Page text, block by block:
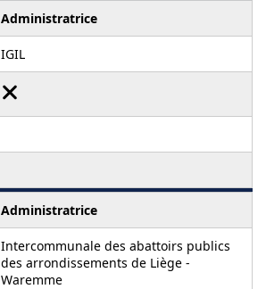
Administratrice
IGIL
Administratrice
Intercommunale des abattoirs publics
des arrondissements de Liège -
Waremme